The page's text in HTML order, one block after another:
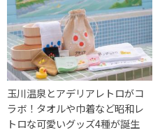
⽟川温泉とアデリアレトロがコ
ラボ！タオルや巾着など昭和レ
トロな可愛いグッズ4種が誕生